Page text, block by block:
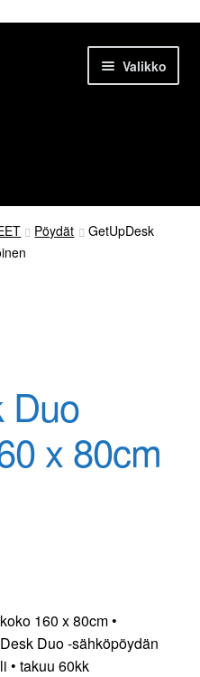
Valikko
Pöydät
GetUpDesk
Duo
x 80cm
160 x 80cm •
Duo -sähköpöydän
• takuu 60kk